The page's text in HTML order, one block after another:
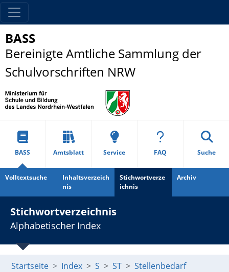
BASS
Bereinigte Amtliche Sammlung der
Schulvorschriften NRW
BASS Amtsblatt Service FAQ Suche
Volltextsuche
Inhaltsverzeich
nis
Stichwortverze
ichnis
Archiv
Stichwortverzeichnis
Alphabetischer Index
Startseite Index S ST
Stellenbedarf